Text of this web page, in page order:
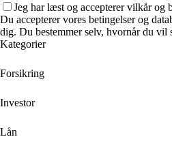
Jeg har læst og accepterer vilkår og
Du accepterer vores betingelser og
dig. Du bestemmer selv, hvornår du vil
Kategorier
Forsikring
Investor
Lån